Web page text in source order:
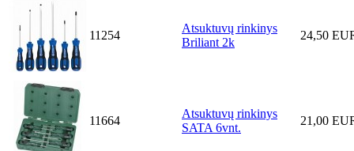
11254
Atsuktuvų rinkinys
Briliant 2k
24,50
11664
Atsuktuvų rinkinys
SATA 6vnt.
21,00